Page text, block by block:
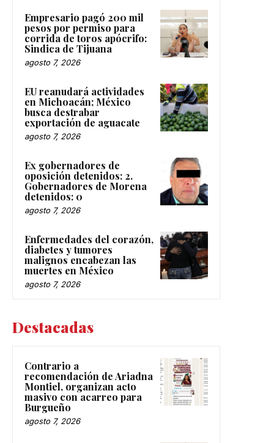
Empresario pagó 200 mil
pesos por permiso para
corrida de toros apócrifo:
Sindica de Tijuana
agosto 7, 2026
EU reanudará actividades
en Michoacán; México
busca destrabar
exportación de aguacate
agosto 7, 2026
Ex gobernadores de
oposición detenidos: 2.
Gobernadores de Morena
detenidos: 0
agosto 7, 2026
Enfermedades del corazón,
diabetes y tumores
malignos encabezan las
muertes en México
agosto 7, 2026
Destacadas
Contrario a
recomendación de Ariadna
Montiel, organizan acto
masivo con acarreo para
Burgueño
agosto 7, 2026